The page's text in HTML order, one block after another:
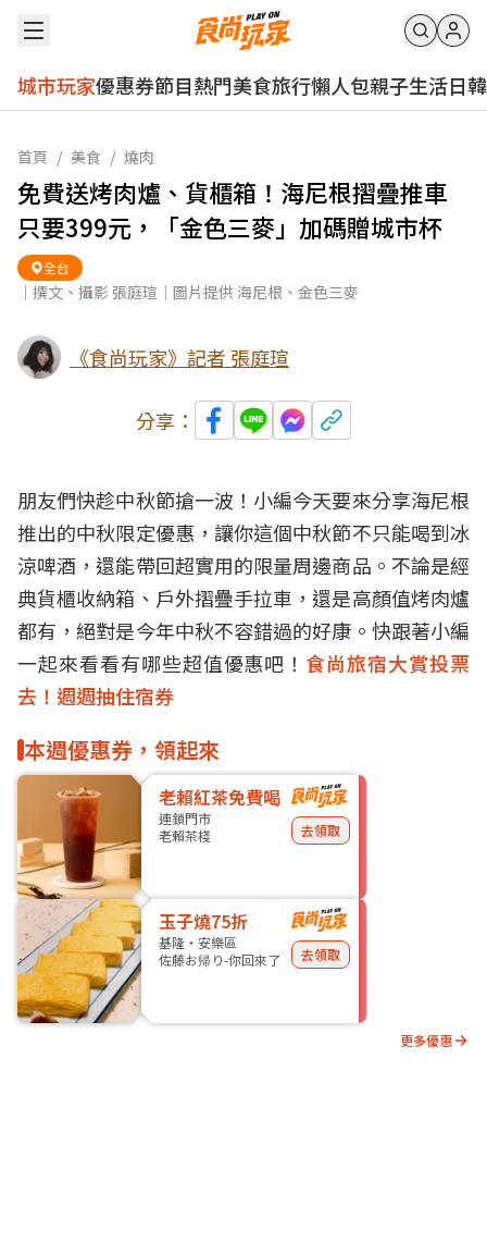
城市玩家優惠券節目熱門美食旅行懶人包親子生活日韓
首頁 / 美食 / 燒肉
免費送烤肉爐、貨櫃箱！海尼根摺疊推車
只要399元，「金色三麥」加碼贈城市杯
全台
｜撰文、攝影 張庭瑄｜圖片提供 海尼根、金色三麥
《食尚玩家》記者 張庭瑄
分享：
朋友們快趁中秋節搶一波！小編今天要來分享海尼根
推出的中秋限定優惠，讓你這個中秋節不只能喝到冰
涼啤酒，還能帶回超實用的限量周邊商品。不論是經
典貨櫃收納箱、戶外摺疊手拉車，還是高顏值烤肉爐
都有，絕對是今年中秋不容錯過的好康。快跟著小編
一起來看看有哪些超值優惠吧！ 食尚旅宿大賞投票
去！週週抽住宿券
本週優惠券，領起來
老賴紅茶免費喝
連鎖門市
老賴茶棧
去領取
玉子燒75折
基隆・安樂區
佐藤お帰り-你回來了
去領取
更多優惠